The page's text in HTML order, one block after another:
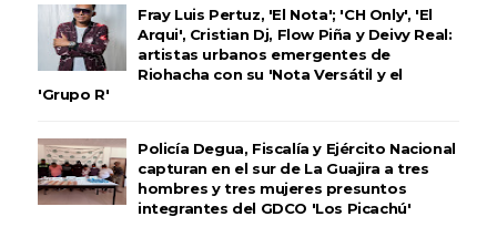
Fray Luis Pertuz, 'El Nota'; 'CH Only', 'El
Arqui', Cristian Dj, Flow Piña y Deivy Real:
artistas urbanos emergentes de
Riohacha con su 'Nota Versátil y el
'Grupo R'
Policía Degua, Fiscalía y Ejército Nacional
capturan en el sur de La Guajira a tres
hombres y tres mujeres presuntos
integrantes del GDCO 'Los Picachú'